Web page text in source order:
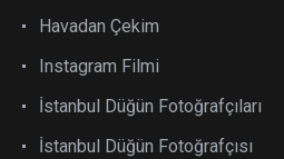
Havadan Çekim
Instagram Filmi
İstanbul Düğün Fotoğrafçıları
İstanbul Düğün Fotoğrafçısı